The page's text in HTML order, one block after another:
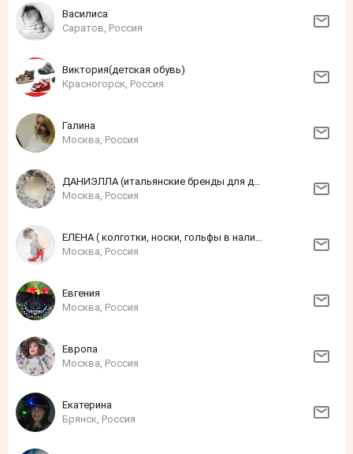
Василиса
Саратов, Россия
Виктория(детская обувь)
Красногорск, Россия
Галина
Москва, Россия
ДАНИЭЛЛА (итальянские бренды для детей и взрослых)
Москва, Россия
ЕЛЕНА ( колготки, носки, гольфы в наличии)
Москва, Россия
Евгения
Москва, Россия
Европа
Москва, Россия
Екатерина
Брянск, Россия